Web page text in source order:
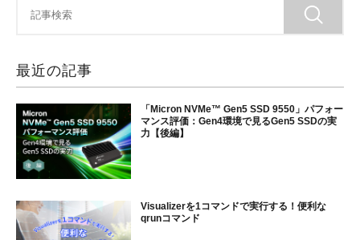
最近の記事
「Micron NVMe™ Gen5 SSD 9550」パフォー
マンス評価：Gen4環境で見るGen5 SSDの実
力【後編】
Visualizerを1コマンドで実行する！便利な
qrunコマンド